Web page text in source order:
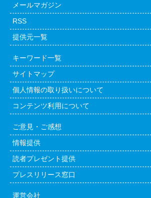
メールマガジン
RSS
提供元一覧
キーワード一覧
サイトマップ
個人情報の取り扱いについて
コンテンツ利用について
ご意見・ご感想
情報提供
読者プレゼント提供
プレスリリース窓口
運営会社